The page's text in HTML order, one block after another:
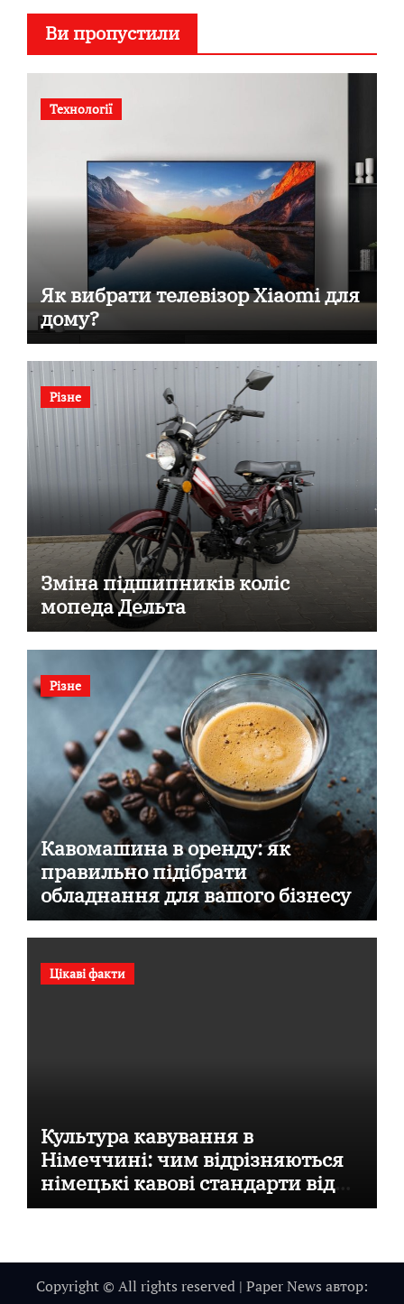
Ви пропустили
Технології
Як вибрати телевізор Xiaomi для
дому?
Різне
Зміна підшипників коліс
мопеда Дельта
Різне
Кавомашина в оренду: як
правильно підібрати
обладнання для вашого бізнесу
Цікаві факти
Культура кавування в
Німеччині: чим відрізняються
німецькі кавові стандарти від
італійських
Copyright © All rights reserved | Paper News автор: